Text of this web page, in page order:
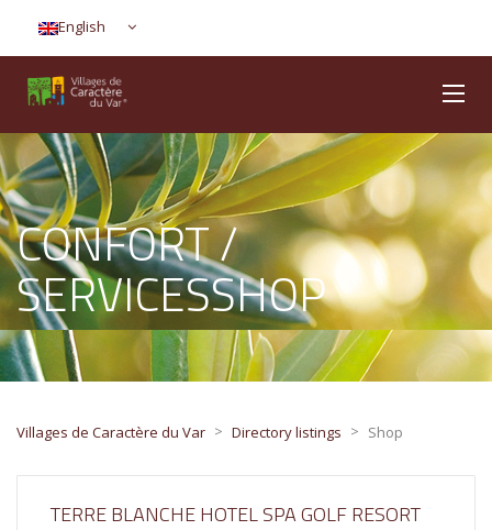
English
CONFORT /
SERVICESSHOP
Villages de Caractère du Var > Directory listings > Shop
TERRE BLANCHE HOTEL SPA GOLF RESORT